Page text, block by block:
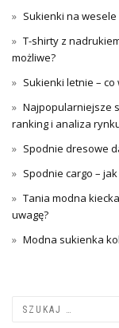
Sukienki na
T-shirty z
możliwe?
Sukienki letnie –
Najpopularniejsze
ranking i analiza
Spodnie dresowe
Spodnie cargo –
Tania modna
uwagę?
Modna sukienka